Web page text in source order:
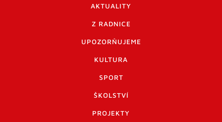
AKTUALITY
Z RADNICE
UPOZORŇUJEME
KULTURA
SPORT
ŠKOLSTVÍ
PROJEKTY